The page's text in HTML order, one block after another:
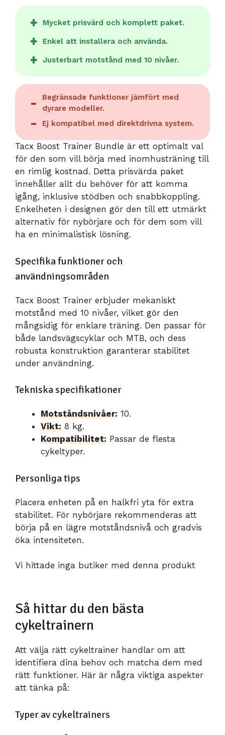
Mycket prisvärd och komplett paket.
Enkel att installera och använda.
Justerbart motstånd med 10 nivåer.
Begränsade funktioner jämfört med
dyrare modeller.
Ej kompatibel med direktdrivna system.
Tacx Boost Trainer Bundle är ett optimalt val
för den som vill börja med inomhusträning till
en rimlig kostnad. Detta prisvärda paket
innehåller allt du behöver för att komma
igång, inklusive stödben och snabbkoppling.
Enkelheten i designen gör den till ett utmärkt
alternativ för nybörjare och för dem som vill
ha en minimalistisk lösning.
Specifika funktioner och
användningsområden
Tacx Boost Trainer erbjuder mekaniskt
motstånd med 10 nivåer, vilket gör den
mångsidig för enklare träning. Den passar för
både landsvägscyklar och MTB, och dess
robusta konstruktion garanterar stabilitet
under användning.
Tekniska specifikationer
Motståndsnivåer: 10.
Vikt: 8 kg.
Kompatibilitet: Passar de flesta
cykeltyper.
Personliga tips
Placera enheten på en halkfri yta för extra
stabilitet. För nybörjare rekommenderas att
börja på en lägre motståndsnivå och gradvis
öka intensiteten.
Vi hittade inga butiker med denna produkt
Så hittar du den bästa
cykeltrainern
Att välja rätt cykeltrainer handlar om att
identifiera dina behov och matcha dem med
rätt funktioner. Här är några viktiga aspekter
att tänka på:
Typer av cykeltrainers